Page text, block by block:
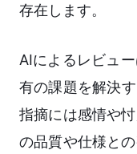
存在します。
AIによるレビュ
有の課題を解決
指摘には感情や
の品質や仕様と